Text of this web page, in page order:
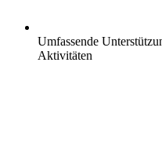
Umfassende
Aktivitäten